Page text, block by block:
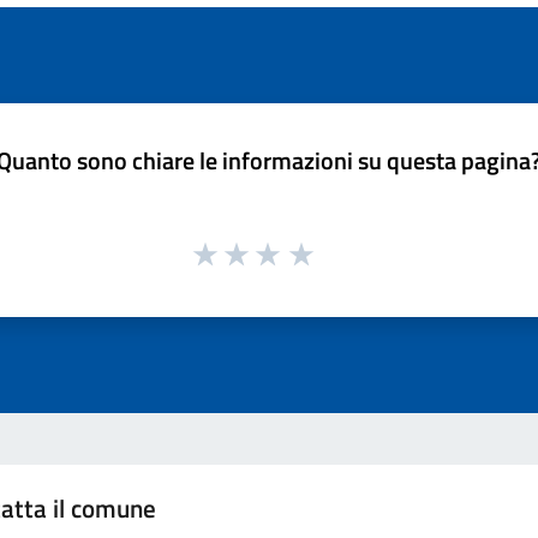
sono chiare le informazioni su questa
il comune